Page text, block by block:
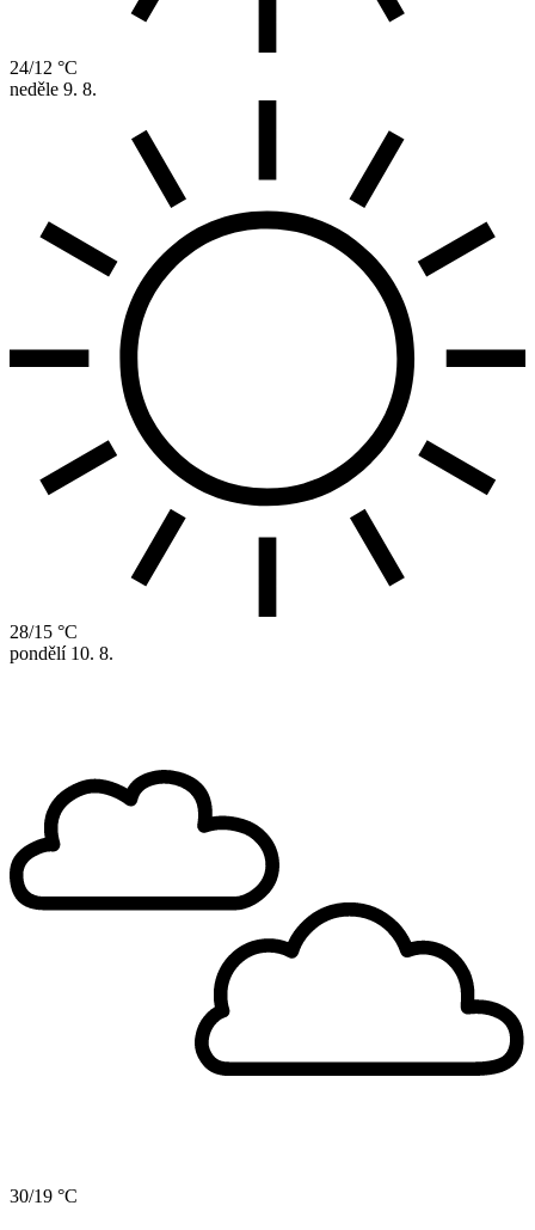
24/12 °C
neděle 9. 8.
28/15 °C
pondělí 10. 8.
30/19 °C